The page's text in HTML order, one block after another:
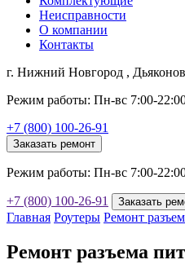
Неисправности
О компании
Контакты
г. Нижний Новгород ,
Режим работы: Пн-вс 7:00-
+7 (800) 100-26-91
Заказать ремонт
Режим работы: Пн-вс 7:00-
+7 (800) 100-26-91 Заказать
Главная Роутеры Ремонт
Ремонт разъема